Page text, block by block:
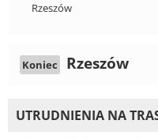
Rzeszów
Koniec Rzeszów
UTRUDNIENIA NA